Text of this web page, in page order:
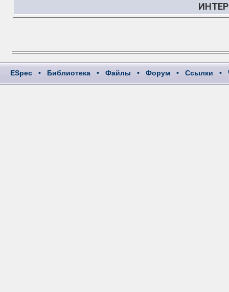
ESpec • Библиотека • Файлы • Форум • Ссылки •